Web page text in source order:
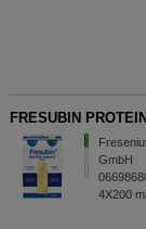
FRESUBIN
GmbH
4X200 ml